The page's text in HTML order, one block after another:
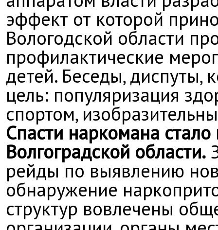
эффект от которой
Вологодской области
профилактические
детей. Беседы, диспуты,
цель: популяризация
спортом,
Спасти наркомана
Волгоградской области.
рейды по выявлению
обнаружение
структур вовлечены